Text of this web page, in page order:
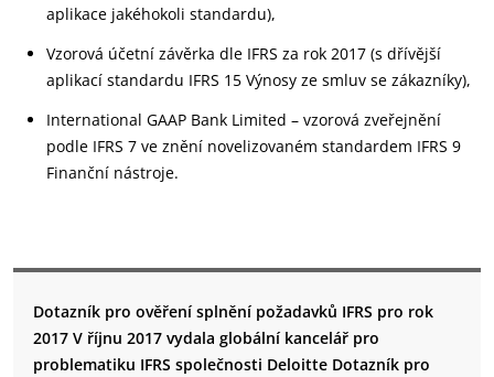
aplikace jakéhokoli standardu),
Vzorová účetní závěrka dle IFRS za rok 2017 (s dřívější
aplikací standardu IFRS 15 Výnosy ze smluv se zákazníky),
International GAAP Bank Limited – vzorová zveřejnění
podle IFRS 7 ve znění novelizovaném standardem IFRS 9
Finanční nástroje.
Dotazník pro ověření splnění požadavků IFRS pro rok
2017 V říjnu 2017 vydala globální kancelář pro
problematiku IFRS společnosti Deloitte Dotazník pro